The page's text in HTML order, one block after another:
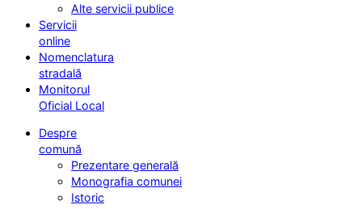
Alte servicii publice
Servicii
online
Nomenclatura
stradală
Monitorul
Oficial Local
Despre
comună
Prezentare generală
Monografia comunei
Istoric